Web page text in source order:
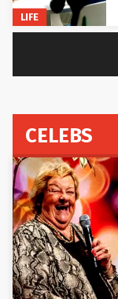
LIFE
CELEBS